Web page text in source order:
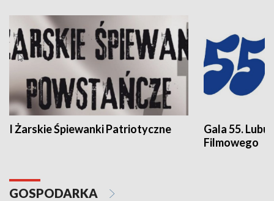
I Żarskie Śpiewanki Patriotyczne
Gala 55.
Filmowego
GOSPODARKA